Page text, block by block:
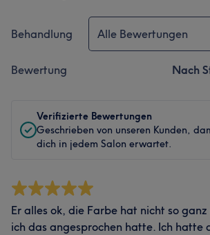
Behandlung Alle Bewertungen
Bewertung Nach
Verifizierte Bewertungen
Geschrieben von unseren Kunden,
dich in jedem Salon erwartet.
Er alles ok, die Farbe hat nicht so
ich das angesprochen hatte. Ich hatte